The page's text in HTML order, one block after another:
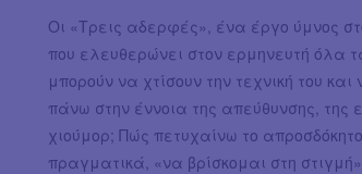
Οι «Τρεις αδερφές», ένα έργο ύμνος
που ελευθερώνει στον ερμηνευτή όλα
μπορούν να χτίσουν την τεχνική του
πάνω στην έννοια της απεύθυνσης, της
χιούμορ; Πώς πετυχαίνω το
πραγματικά, «να βρίσκομαι στη